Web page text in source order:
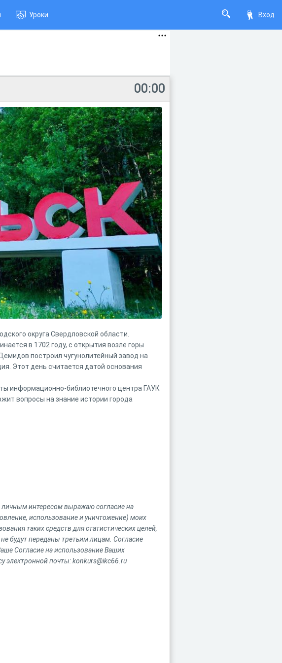
Вход
Уроки
00:00
округа Свердловской области.
в 1702 году, с открытия возле горы
построил чугунолитейный завод на
Этот день считается датой основания
информационно-библиотечного центра ГАУК
вопросы на знание истории города
интересом выражаю согласие на
использование и уничтожение) моих
таких средств для статистических целей,
будут переданы третьим лицам. Согласие
Согласие на использование Ваших
электронной почты: konkurs@ikc66.ru